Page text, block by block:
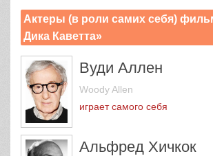
Актеры (в роли самих себя)
Дика Каветта»
Вуди Аллен
Woody Allen
играет самого себя
Альфред Хичкок